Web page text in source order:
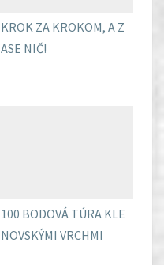
KROK ZA KROKOM, A Z
ASE NIČ!
100 BODOVÁ TÚRA KLE
NOVSKÝMI VRCHMI